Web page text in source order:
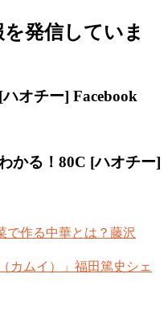
発信していま
オチー] Facebook
かる！80C [ハオチー]
で作る中華とは？藤沢
カムイ）」福田篤史シェ